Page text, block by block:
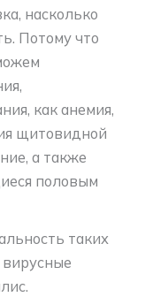
насколько
Потому что
как анемия,
щитовидной
а также
половым
таких